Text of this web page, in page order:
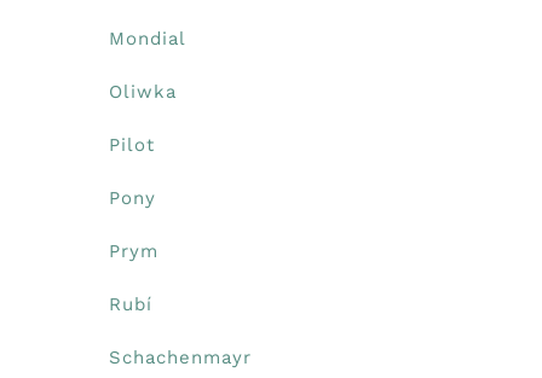
Mondial
Oliwka
Pilot
Pony
Prym
Rubí
Schachenmayr